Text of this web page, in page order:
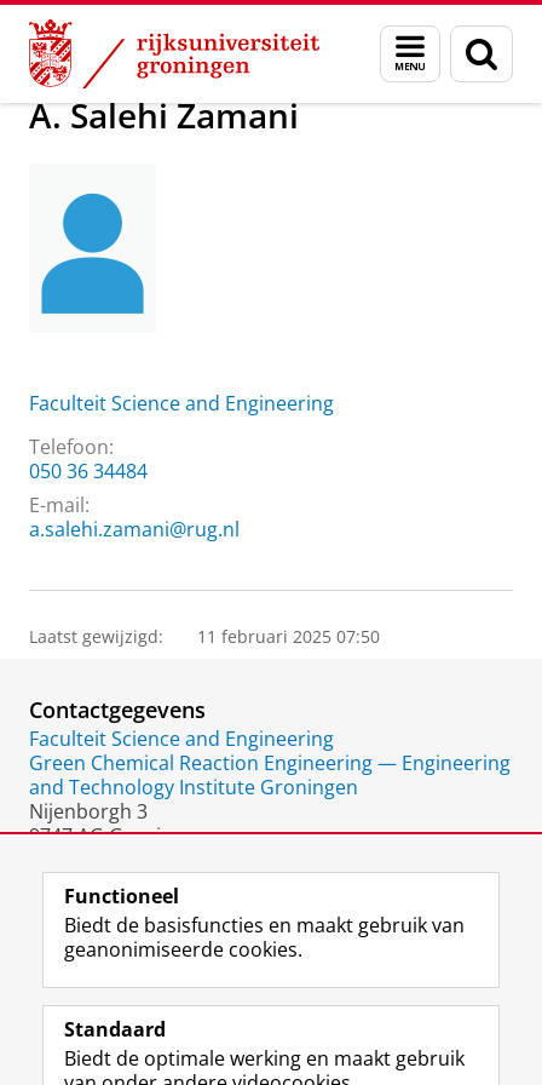
Skip
Content
Skip
Navigation
Menu
en
zoeken
Over ons A. Salehi Zamani
A. Salehi Zamani
Faculteit Science and Engineering
Telefoon:
050 36 34484
E-mail:
a.salehi.zamani@rug.nl
Laatst gewijzigd: 11 februari 2025 07:50
Contactgegevens
Faculteit Science and Engineering
Green Chemical Reaction Engineering — Engineering
and Technology Institute Groningen
Nijenborgh 3
9747 AG Groningen
Volg de RUG
F
a
e
L
i
k
R
S
-
I
n
t
Y
o
T
Studiekiezers
Functioneel
Biedt de basisfuncties en maakt gebruik van
geanonimiseerde cookies.
Standaard
Biedt de optimale werking en maakt gebruik